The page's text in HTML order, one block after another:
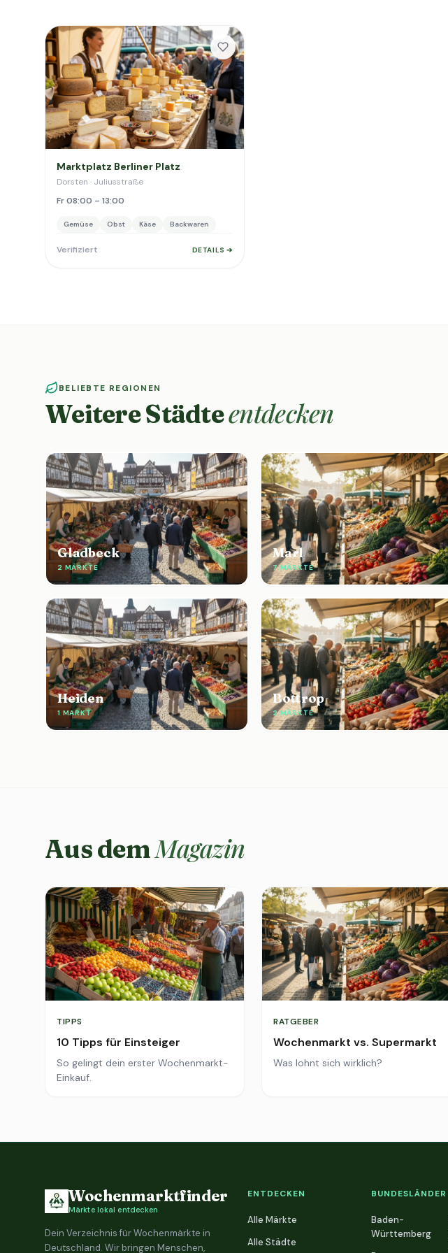
Marktplatz Berliner Platz
Dorsten · Juliusstraße
Fr 08:00 – 13:00
Gemüse Obst Käse Backwaren
Verifiziert DETAILS ➔
BELIEBTE REGIONEN
Weitere Städteentdecken
Gladbeck
2 MÄRKTE
Marl
7 MÄRKTE
Heiden
1 MARKT
Bottrop
2 MÄRKTE
Aus demMagazin
TIPPS
10 Tipps für Einsteiger
So gelingt dein erster Wochenmarkt-
Einkauf.
RATGEBER
Wochenmarkt vs. Supermarkt
Was lohnt sich wirklich?
Wochenmarktfinder
Märkte lokal entdecken
Dein Verzeichnis für Wochenmärkte in
Deutschland. Wir bringen Menschen,
ENTDECKEN
Alle Märkte
Alle Städte
BUNDESLÄNDER
Baden-
Württemberg